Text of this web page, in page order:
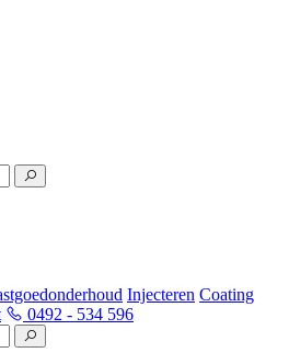
Injecteren Coating
0492 - 534 596